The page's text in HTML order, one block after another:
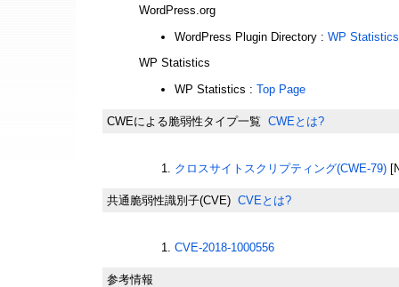
WordPress.org
WordPress Plugin Directory : WP Statistics
WP Statistics
WP Statistics : Top Page
CWEによる脆弱性タイプ一覧 CWEとは?
クロスサイトスクリプティング(CWE-79)
共通脆弱性識別子(CVE) CVEとは?
CVE-2018-1000556
参考情報